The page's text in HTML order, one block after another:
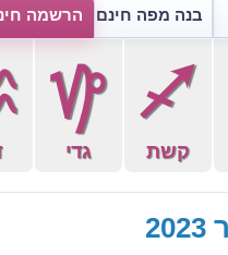
בנה מפה חינם הרשמה
l
קשת
z
גדי